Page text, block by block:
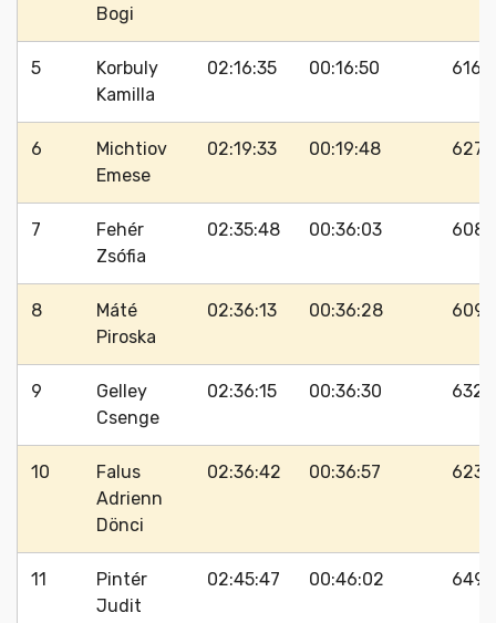
Bogi
5
Korbuly
Kamilla
02:16:35 00:16:50 616
6
Michtiov
Emese
02:19:33 00:19:48 627
7
Fehér
Zsófia
02:35:48 00:36:03 608
8
Máté
Piroska
02:36:13 00:36:28 609
9
Gelley
Csenge
02:36:15 00:36:30 632
10
Falus
Adrienn
Dönci
02:36:42 00:36:57 623
11
Pintér
Judit
02:45:47 00:46:02 649